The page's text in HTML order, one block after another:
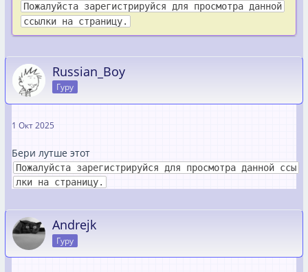
Пожалуйста зарегистрируйся для просмотра данной
ссылки на страницу.
Russian_Boy
Гуру
1 Окт 2025
Бери лутше этот
Пожалуйста зарегистрируйся для просмотра данной ссы
лки на страницу.
Andrejk
Гуру